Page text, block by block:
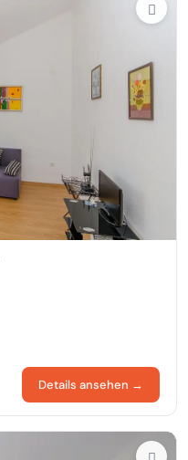
Details ansehen →